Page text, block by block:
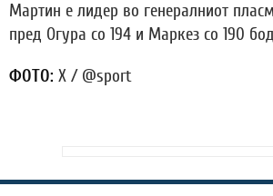
Мартин е лидер во генералниот
пред Огура со 194 и Маркез со 190
ФОТО: X / @sport